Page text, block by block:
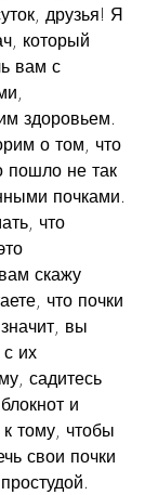
друзья! Я
который
вам с
здоровьем.
о том, что
пошло не так
почками.
что
скажу
что почки
вы
их
садитесь
и
к тому, чтобы
свои почки